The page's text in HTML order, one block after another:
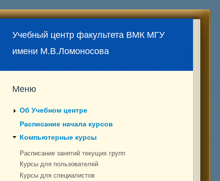
Учебный центр факультета ВМК МГУ
имени М.В.Ломоносова
Меню
Об Учебном центре
Расписание начала курсов
Компьютерные курсы
Расписание занятий текущих групп
Курсы для пользователей
Курсы для специалистов